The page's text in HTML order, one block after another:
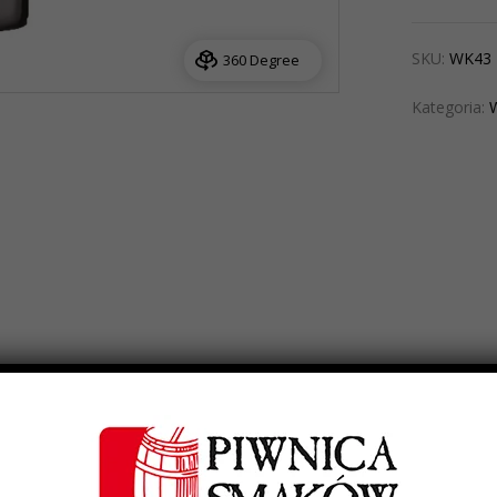
360 Degree SKU:WK43
Kategoria:
Bought Together Informacje